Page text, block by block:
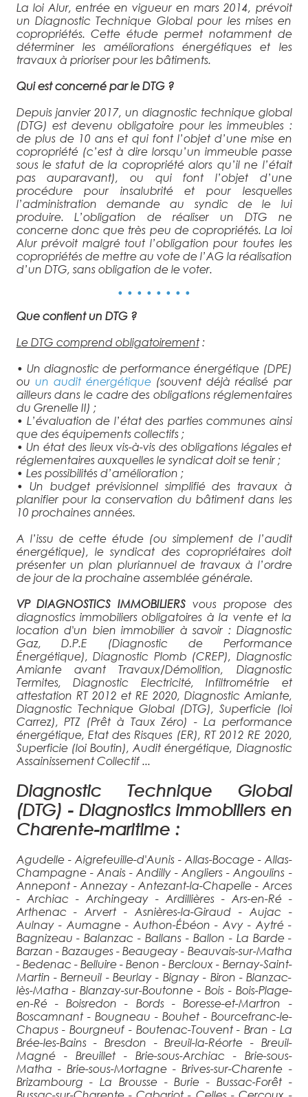
La loi Alur, entrée en vigueur en mars 2014, prévoit
un Diagnostic Technique Global pour les mises en
copropriétés. Cette étude permet notamment de
déterminer les améliorations énergétiques et les
travaux à prioriser pour les bâtiments.
Qui est concerné par le DTG ?
Depuis janvier 2017, un diagnostic technique global
(DTG) est devenu obligatoire pour les immeubles :
de plus de 10 ans et qui font l’objet d’une mise en
copropriété (c’est à dire lorsqu’un immeuble passe
sous le statut de la copropriété alors qu’il ne l’était
pas auparavant), ou qui font l’objet d’une
procédure pour insalubrité et pour lesquelles
l’administration demande au syndic de le lui
produire. L’obligation de réaliser un DTG ne
concerne donc que très peu de copropriétés. La loi
Alur prévoit malgré tout l’obligation pour toutes les
copropriétés de mettre au vote de l’AG la réalisation
d’un DTG, sans obligation de le voter.
• • • • • • • •
Que contient un DTG ?
Le DTG comprend obligatoirement:
• Un diagnostic de performance énergétique (DPE)
ou un audit énergétique(souvent déjà réalisé par
ailleurs dans le cadre des obligations réglementaires
du Grenelle II) ;
• L’évaluation de l’état des parties communes ainsi
que des équipements collectifs ;
• Un état des lieux vis-à-vis des obligations légales et
réglementaires auxquelles le syndicat doit se tenir ;
• Les possibilités d’amélioration ;
• Un budget prévisionnel simplifié des travaux à
planifier pour la conservation du bâtiment dans les
10 prochaines années.
A l’issu de cette étude (ou simplement de l’audit
énergétique), le syndicat des copropriétaires doit
présenter un plan pluriannuel de travaux à l’ordre
de jour de la prochaine assemblée générale.
VP DIAGNOSTICS IMMOBILIERS vous propose des
diagnostics immobiliers obligatoires à la vente et la
location d'un bien immobilier à savoir : Diagnostic
Gaz, D.P.E (Diagnostic de Performance
Énergétique), Diagnostic Plomb (CREP), Diagnostic
Amiante avant Travaux/Démolition, Diagnostic
Termites, Diagnostic Electricité, Infiltrométrie et
attestation RT 2012 et RE 2020, Diagnostic Amiante,
Diagnostic Technique Global (DTG), Superficie (loi
Carrez), PTZ (Prêt à Taux Zéro) - La performance
énergétique, Etat des Risques (ER), RT 2012 RE 2020,
Superficie (loi Boutin), Audit énergétique, Diagnostic
Assainissement Collectif ...
Diagnostic Technique Global
(DTG) - Diagnostics immobiliers en
Charente-maritime :
Agudelle - Aigrefeuille-d'Aunis - Allas-Bocage - Allas-
Champagne - Anais - Andilly - Angliers - Angoulins -
Annepont - Annezay - Antezant-la-Chapelle - Arces
- Archiac - Archingeay - Ardillières - Ars-en-Ré -
Arthenac - Arvert - Asnières-la-Giraud - Aujac -
Aulnay - Aumagne - Authon-Ébéon - Avy - Aytré -
Bagnizeau - Balanzac - Ballans - Ballon - La Barde -
Barzan - Bazauges - Beaugeay - Beauvais-sur-Matha
- Bedenac - Belluire - Benon - Bercloux - Bernay-Saint-
Martin - Berneuil - Beurlay - Bignay - Biron - Blanzac-
lès-Matha - Blanzay-sur-Boutonne - Bois - Bois-Plage-
en-Ré - Boisredon - Bords - Boresse-et-Martron -
Boscamnant - Bougneau - Bouhet - Bourcefranc-le-
Chapus - Bourgneuf - Boutenac-Touvent - Bran - La
Brée-les-Bains - Bresdon - Breuil-la-Réorte - Breuil-
Magné - Breuillet - Brie-sous-Archiac - Brie-sous-
Matha - Brie-sous-Mortagne - Brives-sur-Charente -
Brizambourg - La Brousse - Burie - Bussac-Forêt -